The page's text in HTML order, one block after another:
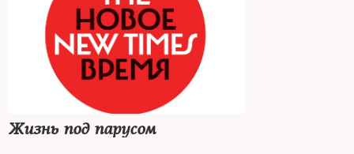
Жизнь под парусом